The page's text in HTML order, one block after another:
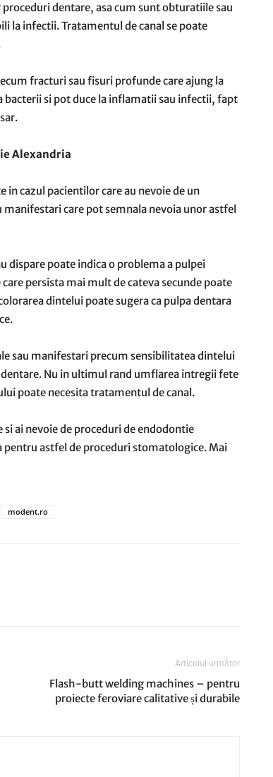
dentare, asa cum sunt obturatiile sau
la infectii. Tratamentul de canal se poate
fracturi sau fisuri profunde care ajung la
bacterii si pot duce la inflamatii sau infectii, fapt
Alexandria
cazul pacientilor care au nevoie de un
care pot semnala nevoia unor astfel
dispare poate indica o problema a pulpei
persista mai mult de cateva secunde poate
dintelui poate sugera ca pulpa dentara
sau manifestari precum sensibilitatea dintelui
Nu in ultimul rand umflarea intregii fete
poate necesita tratamentul de canal.
ai nevoie de proceduri de endodontie
astfel de proceduri stomatologice. Mai
modent.ro
Articolul următor
Flash-butt welding machines – pentru
proiecte feroviare calitative și durabile